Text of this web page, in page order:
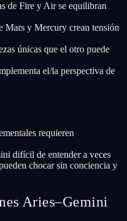
de Fire y Air se equilibran
Mars y Mercury crean tensión
únicas que el otro puede
el/la perspectiva de
requieren
difícil de entender a veces
chocar sin conciencia y
Aries–Gemini